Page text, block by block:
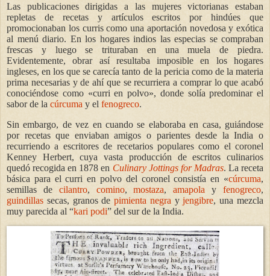
Las publicaciones dirigidas a las mujeres victorianas estaban
repletas de recetas y artículos escritos por hindúes que
promocionaban los curris como una aportación novedosa y exótica
al menú diario. En los hogares indios las especias se compraban
frescas y luego se trituraban en una muela de piedra.
Evidentemente, obrar así resultaba imposible en los hogares
ingleses, en los que se carecía tanto de la pericia como de la materia
prima necesarias y de ahí que se recurriera a comprar lo que acabó
conociéndose como «curri en polvo», donde solía predominar el
sabor de la cúrcuma y el fenogreco.
Sin embargo, de vez en cuando se elaboraba en casa, guiándose
por recetas que enviaban amigos o parientes desde la India o
recurriendo a escritores de recetarios populares como el coronel
Kenney Herbert, cuya vasta producción de escritos culinarios
quedó recogida en 1878 en Culinary Jottings for Madras. La receta
básica para el curri en polvo del coronel consistía en «cúrcuma,
semillas de cilantro, comino,mostaza,amapola yfenogreco,
guindillas secas, granos depimienta negra yjengibre, una mezcla
muy parecida al “kari podi” del sur de la India.